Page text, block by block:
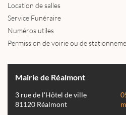
Location de salles
Service Funéraire
Numéros utiles
Permission de voirie ou de
Mairie de Réalmont
3 rue de l'Hôtel de ville
81120 Réalmont